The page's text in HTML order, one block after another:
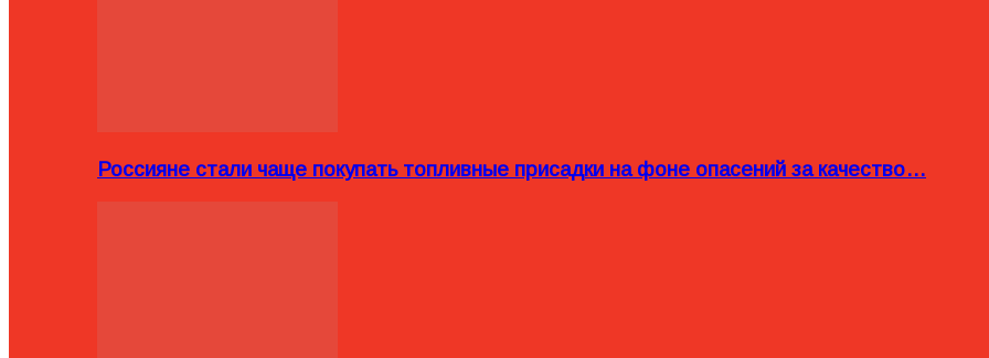
Россияне стали чаще покупать топливные присадки на фоне опасений за качество…